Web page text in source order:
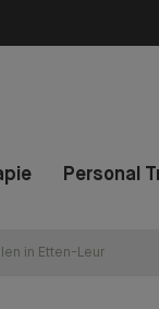
Personal
in Etten-Leur